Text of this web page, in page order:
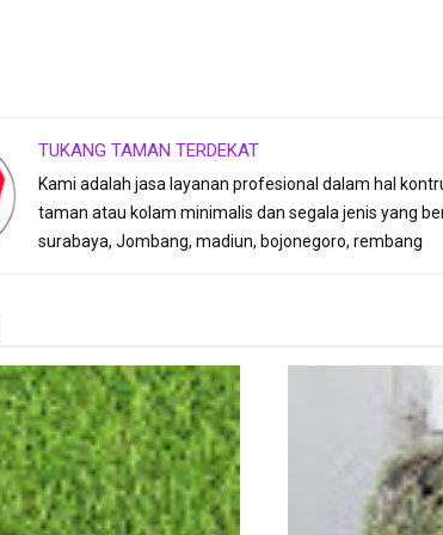
TUKANG TAMAN TERDEKAT
Kami adalah jasa layanan profesional dalam hal
taman atau kolam minimalis dan segala jenis yang
surabaya, Jombang, madiun, bojonegoro, rembang